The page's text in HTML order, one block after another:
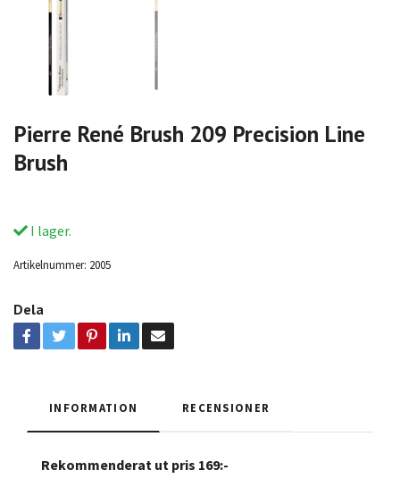
Pierre René Brush 209 Precision Line
Brush
I lager.
Artikelnummer: 2005
Dela
INFORMATION RECENSIONER
Rekommenderat ut pris 169:-